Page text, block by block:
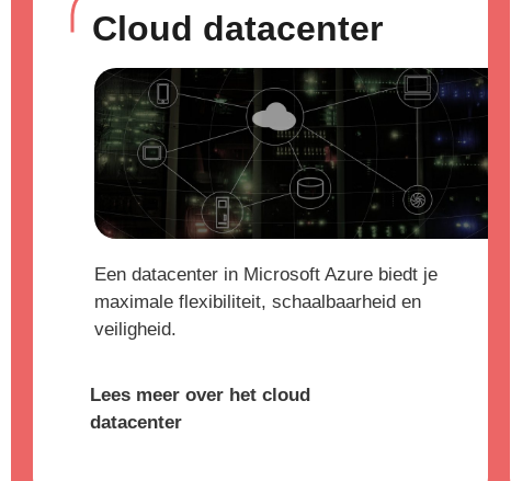
Cloud datacenter
Een datacenter in Microsoft Azure biedt je
maximale flexibiliteit, schaalbaarheid en
veiligheid.
Lees meer over het cloud
datacenter